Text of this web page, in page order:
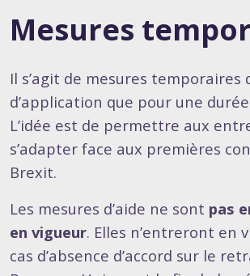
Mesures
Il s’agit de mesures temporaires
d’application que pour une
L’idée est de permettre aux
s’adapter face aux premières
Brexit.
Les mesures d’aide ne sont pas
en vigueur. Elles n’entreront en
cas d’absence d’accord sur le